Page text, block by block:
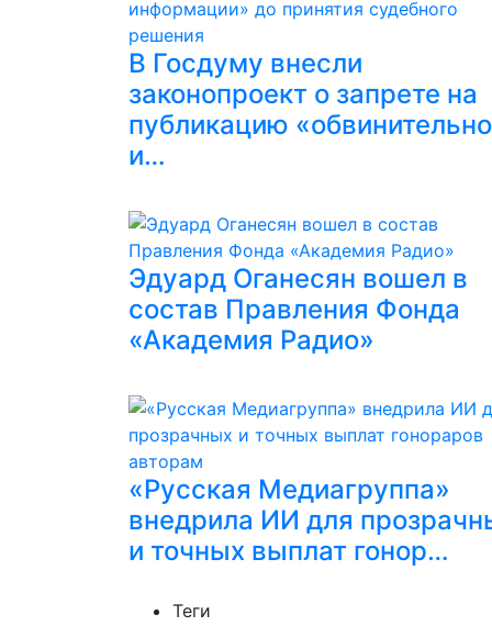
В Госдуму внесли
законопроект о запрете на
публикацию
и…
Эдуард Оганесян вошел в
состав Правления Фонда
«Академия Радио»
«Русская Медиагруппа»
внедрила ИИ для
и точных выплат гонор…
Теги